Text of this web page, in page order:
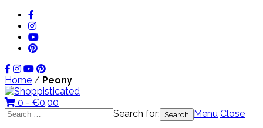
Home / Peony
0 - €0,00
Search for:
Menu Close